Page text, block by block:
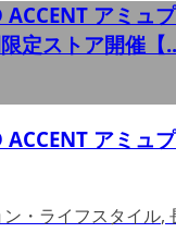
アミュ
定ストア開催【
アミュ
・ライフスタイル,